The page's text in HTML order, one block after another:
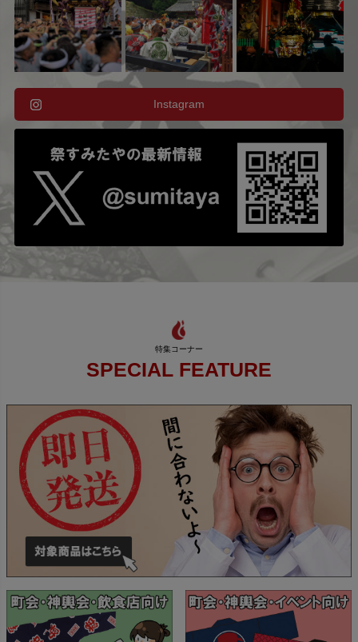
Instagram
SPECIAL FEATURE